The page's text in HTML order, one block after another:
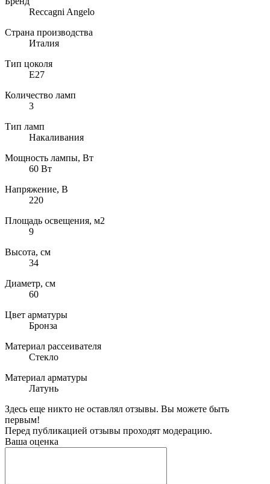
Reccagni Angelo
Страна производства
Италия
Тип цоколя
E27
Количество ламп
3
Тип ламп
Накаливания
Мощность лампы, Вт
60 Вт
Напряжение, В
220
Площадь освещения, м2
9
Высота, см
34
Диаметр, см
60
Цвет арматуры
Бронза
Материал рассеивателя
Стекло
Материал арматуры
Латунь
Здесь еще никто не оставлял отзывы. Вы можете быть
первым!
Перед публикацией отзывы проходят модерацию.
Ваша оценка